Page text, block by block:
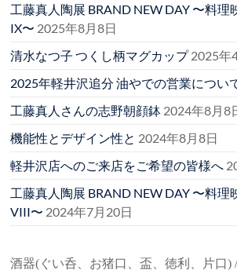
工藤真人陶展 BRAND NEW DAY 〜料理
IX〜 2025年8月8日
清水なつ子 つくし柄マグカップ2025年
2025年軽井沢追分 油やでの営業につい
工藤真人さんの志野朝顔鉢 2024年8月8
機能性とデザイン性と 2024年8月8日
軽井沢店へのご来店をご希望の皆様へ
工藤真人陶展 BRAND NEW DAY 〜料理
VIII〜 2024年7月20日
酒器(ぐい呑、お猪口、盃、徳利、片口)